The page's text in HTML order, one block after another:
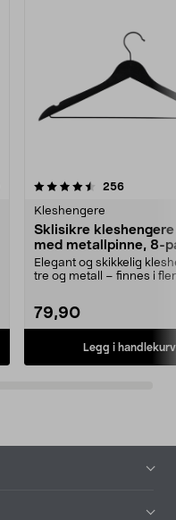
256
Kleshengere
Sklisikre
med metallpinne, 8-
Elegant og skikkelig
tre og metall – finnes i
79,90
Legg i handlekurv
4.5av 5 stjerner